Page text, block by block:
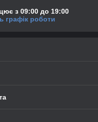
з 09:00 до 19:00
графік роботи